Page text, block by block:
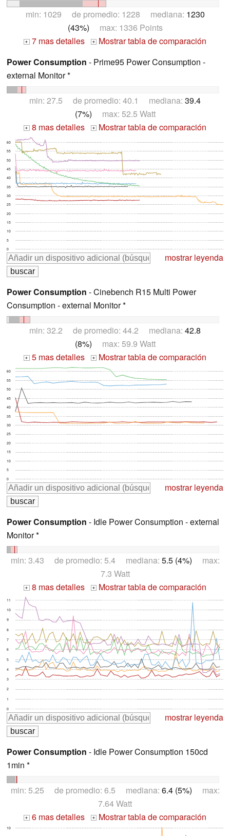
min: 1029 de promedio: 1228 mediana: 1230
(43%) max: 1336 Points
+ 7 mas detalles +
Mostrar tabla de comparación
Power Consumption - Prime95 Power Consumption -
external Monitor *
min: 27.5 de promedio: 40.1 mediana: 39.4
(7%) max: 52.5 Watt
+ 8 mas detalles + Mostrar tabla de comparación
0
5
10
15
20
25
30
35
40
45
50
55
60
mostrar leyenda
Power Consumption - Cinebench R15 Multi Power
Consumption - external Monitor *
min: 32.2 de promedio: 44.2 mediana: 42.8
(8%) max: 59.9 Watt
+ 5 mas detalles + Mostrar tabla de comparación
0
5
10
15
20
25
30
35
40
45
50
55
60
mostrar leyenda
Power Consumption - Idle Power Consumption - external
Monitor *
min: 3.43 de promedio: 5.4 mediana: 5.5 (4%) max:
7.3 Watt
+ 8 mas detalles + Mostrar tabla de comparación
0
1
2
3
4
5
6
7
8
9
10
11
mostrar leyenda
Power Consumption - Idle Power Consumption 150cd
1min *
min: 5.25 de promedio: 6.5 mediana: 6.4 (5%) max:
7.64 Watt
+ 6 mas detalles + Mostrar tabla de comparación
10